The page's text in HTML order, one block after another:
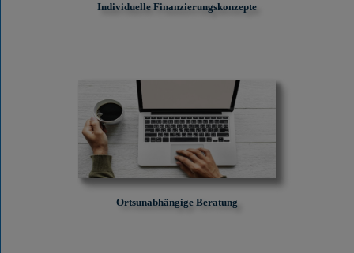
Individuelle Finanzierungskonzepte
Ortsunabhängige Beratung